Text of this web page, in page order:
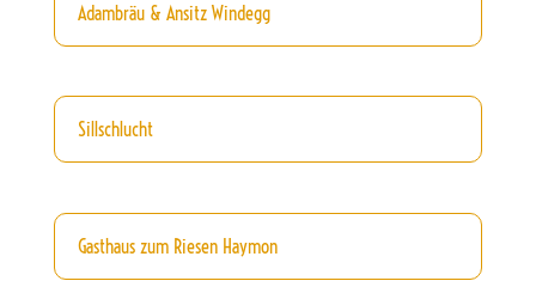
Adambräu & Ansitz Windegg
Sillschlucht
Gasthaus zum Riesen Haymon